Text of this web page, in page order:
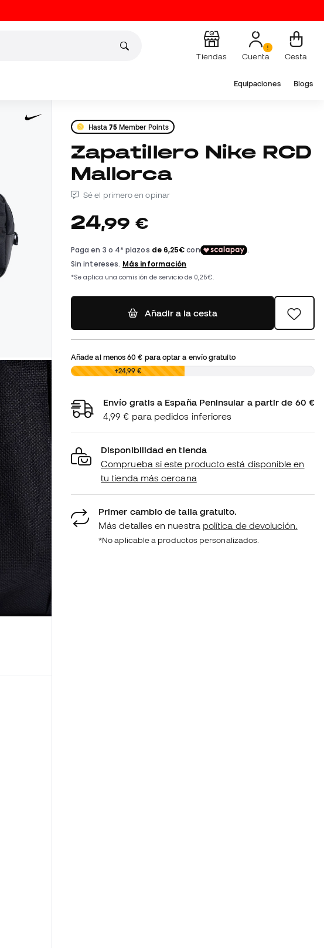
Tiendas Cuenta Cesta
Equipaciones Blogs
Hasta75Member Points
Zapatillero Nike RCD
Mallorca
Sé el primero en opinar
24,99 €
Añadir a la cesta
Añade al menos60 € para optar a envío gratuito
0,00 € +24,99 €
Envío gratis a España Peninsular a partir de 60 €
4,99 € para pedidos inferiores
Disponibilidad en tienda
Comprueba si este producto está disponible en
tu tienda más cercana
Primer cambio de talla gratuito.
Más detalles en nuestra política de devolución.
*No aplicable a productos personalizados.